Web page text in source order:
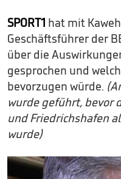
SPORT1 hat mit
Geschäftsführer der
über die
gesprochen und
bevorzugen würde.
wurde geführt, bevor
und Friedrichshafen
wurde)